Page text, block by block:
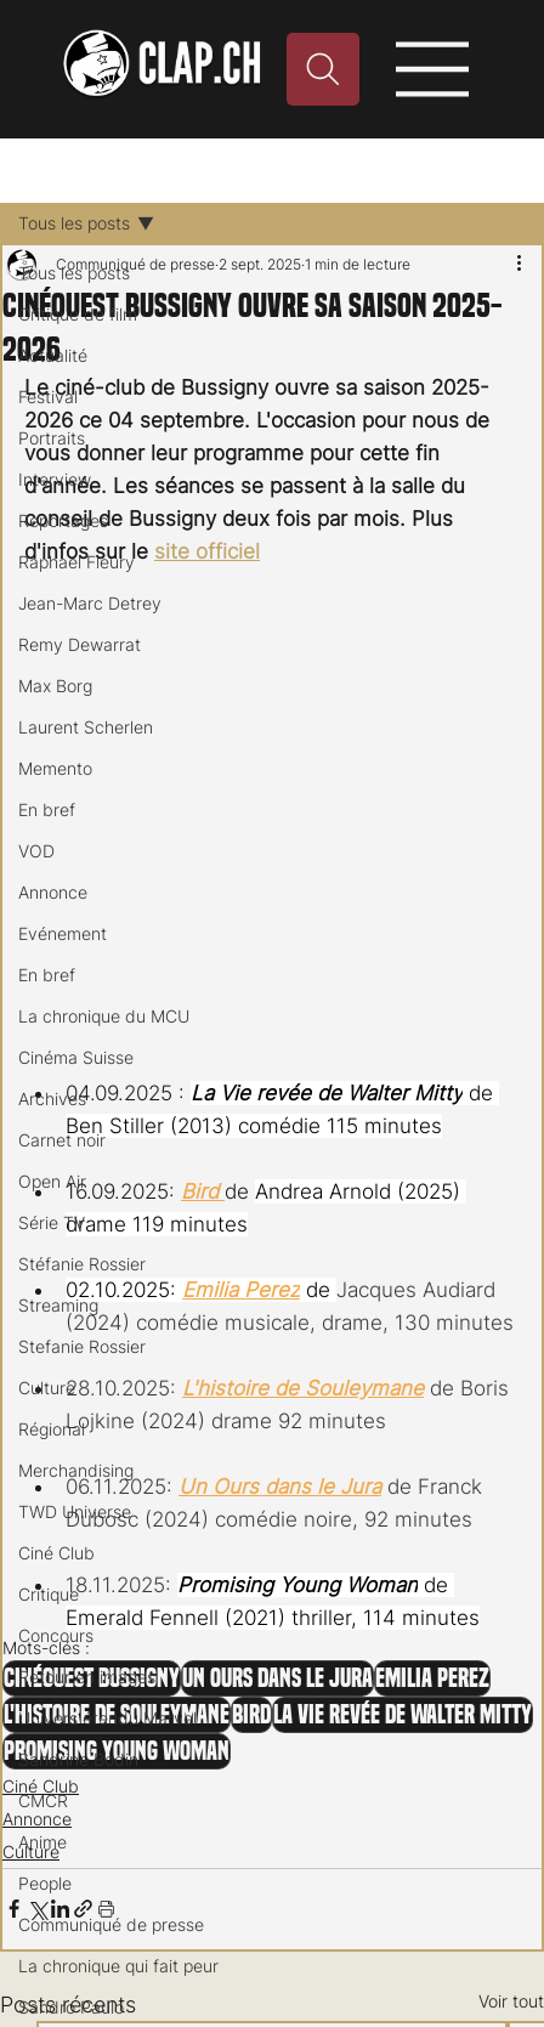
Tous les posts
Critique de film
Actualité
Festival
Portraits
Interview
Reportages
Raphael Fleury
Jean-Marc Detrey
Remy Dewarrat
Max Borg
Laurent Scherlen
Memento
En bref
VOD
Annonce
Evénement
En bref
La chronique du MCU
Cinéma Suisse
Archives
Carnet noir
Open Air
Série TV
Stéfanie Rossier
Streaming
Stefanie Rossier
Culture
Régional
Merchandising
TWD Universe
Ciné Club
Critique
Concours
Retour en images
Univers étendu Marvel
Sandrine Bodin
CMCR
Anime
People
Communiqué de presse
La chronique qui fait peur
Sandro Paulo
Tous les posts
cinéOuest Bussigny ouvre sa saison 2025-
2026
Communiqué de presse 2 sept. 2025 1 min de lecture
Le ciné-club de Bussigny ouvre sa saison 2025-
2026 ce 04 septembre. L'occasion pour nous de
vous donner leur programme pour cette fin
d'année. Les séances se passent à la salle du
conseil de Bussigny deux fois par mois. Plus
d'infos sur le site officiel
04.09.2025 : La Vie revée de Walter Mitty de
Ben Stiller (2013) comédie 115 minutes
16.09.2025: Bird de Andrea Arnold (2025)
drame 119 minutes
02.10.2025: Emilia Perez de Jacques Audiard
(2024) comédie musicale, drame, 130 minutes
28.10.2025: L'histoire de Souleymane de Boris
Lojkine (2024) drame 92 minutes
06.11.2025: Un Ours dans le Jura de Franck
Dubosc (2024) comédie noire, 92 minutes
18.11.2025: Promising Young Woman de
Emerald Fennell (2021) thriller, 114 minutes
Mots-clés :
CinéOuest BussignyUn ours dans le Jura Emilia Perez
L'Histoire de Souleymane Bird La Vie revée de Walter Mitty
Promising Young Woman
Ciné Club
Annonce
Culture
Posts récents Voir tout